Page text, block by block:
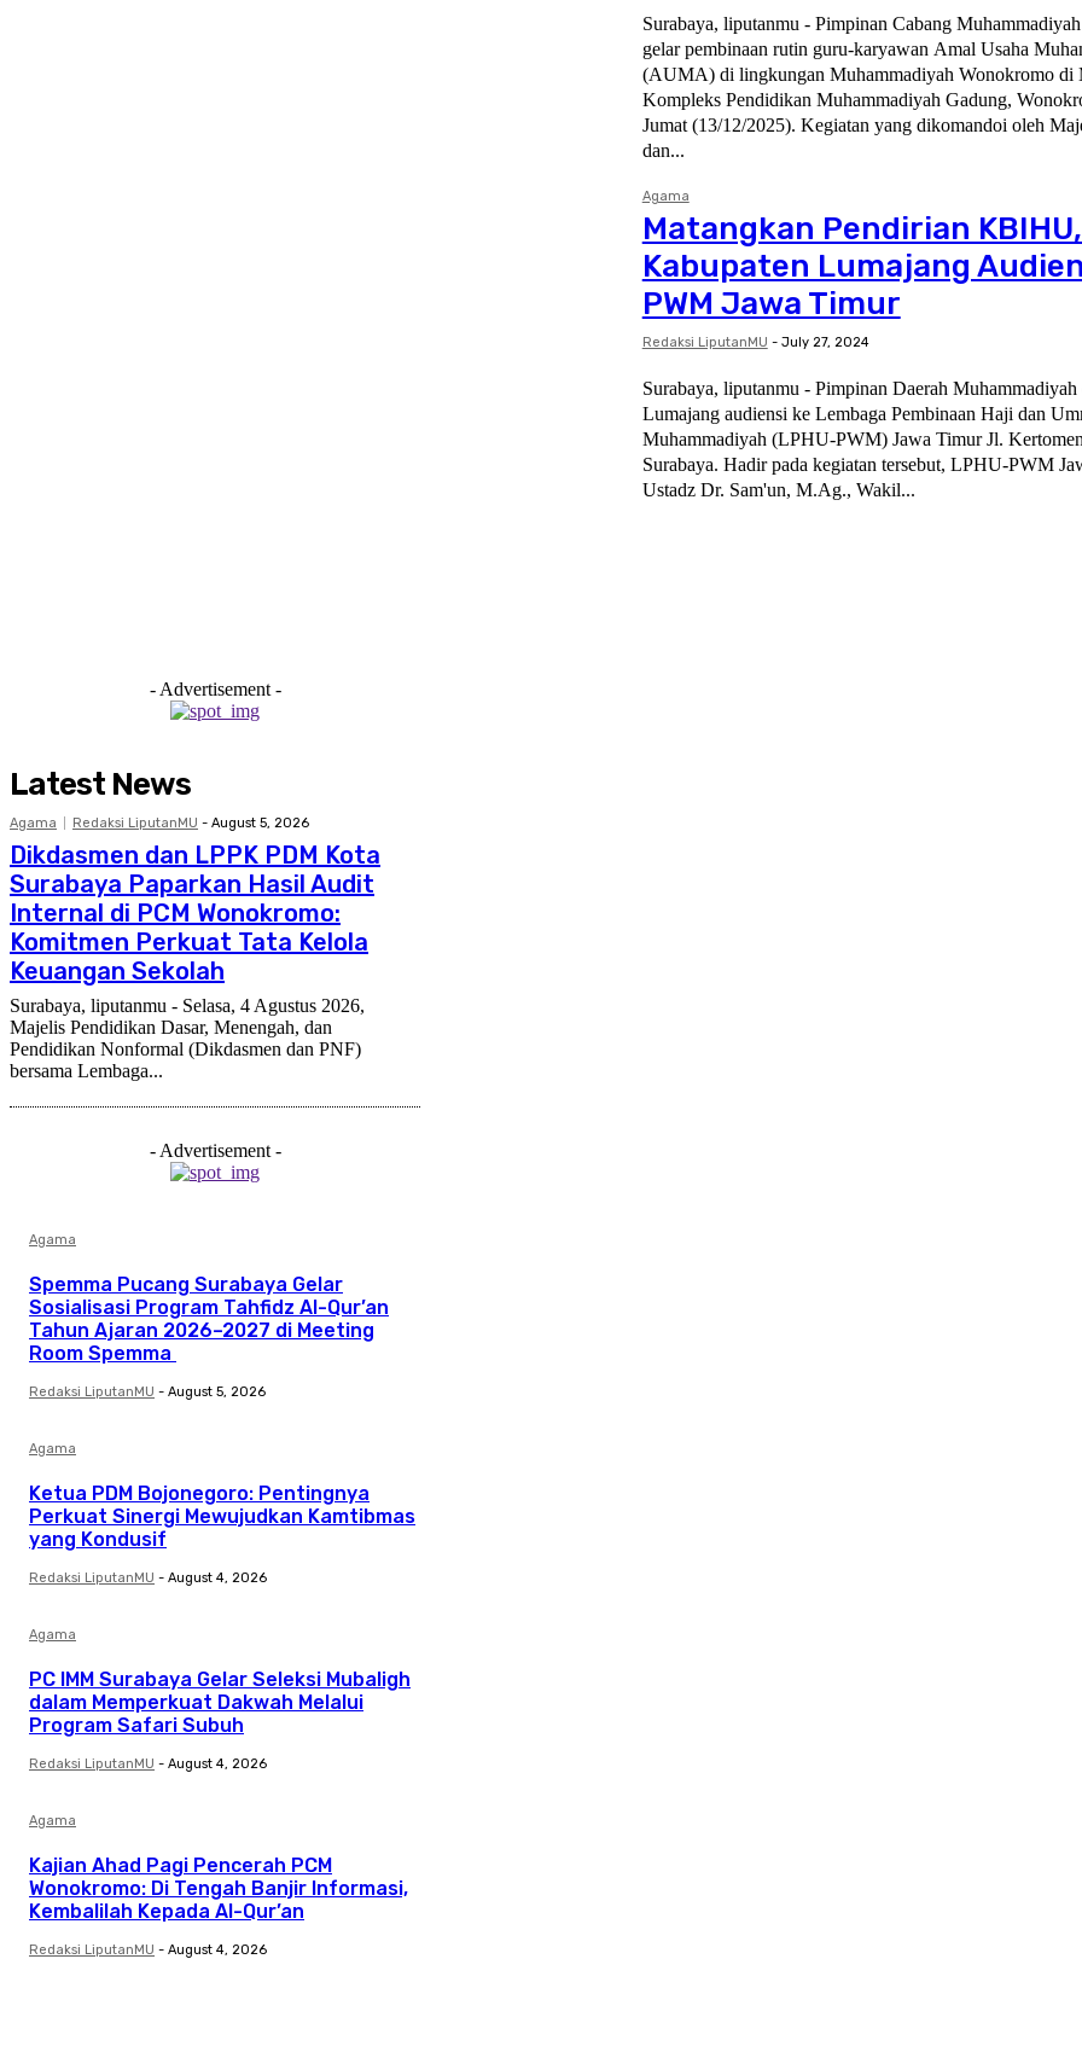
Surabaya, liputanmu - Pimpinan Cabang
gelar pembinaan rutin guru-karyawan Amal Usaha
(AUMA) di lingkungan Muhammadiyah Wonokromo di
Kompleks Pendidikan Muhammadiyah Gadung,
Jumat (13/12/2025). Kegiatan yang dikomandoi oleh Majelis Pendidikan Dasar
dan...
Agama
Matangkan Pendirian KBIHU,
Kabupaten Lumajang
PWM Jawa Timur
Redaksi LiputanMU - July 27, 2024
Surabaya, liputanmu - Pimpinan Daerah
Lumajang audiensi ke Lembaga Pembinaan Haji dan
Muhammadiyah (LPHU-PWM) Jawa Timur Jl.
Surabaya. Hadir pada kegiatan tersebut, LPHU-PWM Jawa Timur; Ketua
Ustadz Dr. Sam'un, M.Ag., Wakil...
- Advertisement -
Latest News
Agama Redaksi LiputanMU - August 5, 2026
Dikdasmen dan LPPK PDM Kota
Surabaya Paparkan Hasil Audit
Internal di PCM Wonokromo:
Komitmen Perkuat Tata Kelola
Keuangan Sekolah
Surabaya, liputanmu - Selasa, 4 Agustus 2026,
Majelis Pendidikan Dasar, Menengah, dan
Pendidikan Nonformal (Dikdasmen dan PNF)
bersama Lembaga...
- Advertisement -
Agama
Spemma Pucang Surabaya Gelar
Sosialisasi Program Tahfidz Al-Qur’an
Tahun Ajaran 2026–2027 di Meeting
Room Spemma
Redaksi LiputanMU - August 5, 2026
Agama
Ketua PDM Bojonegoro: Pentingnya
Perkuat Sinergi Mewujudkan Kamtibmas
yang Kondusif
Redaksi LiputanMU - August 4, 2026
Agama
PC IMM Surabaya Gelar Seleksi Mubaligh
dalam Memperkuat Dakwah Melalui
Program Safari Subuh
Redaksi LiputanMU - August 4, 2026
Agama
Kajian Ahad Pagi Pencerah PCM
Wonokromo: Di Tengah Banjir Informasi,
Kembalilah Kepada Al-Qur’an
Redaksi LiputanMU - August 4, 2026